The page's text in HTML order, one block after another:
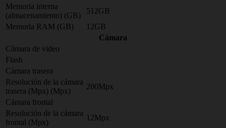
Memoria interna
(almacenamiento) (GB)
512GB
Memoria RAM (GB)
12GB
Cámara
Cámara de video
Flash
Cámara trasera
Resolución de la cámara
trasera (Mpx) (Mpx)
200Mpx
Cámara frontal
Resolución de la cámara
frontal (Mpx)
12Mpx